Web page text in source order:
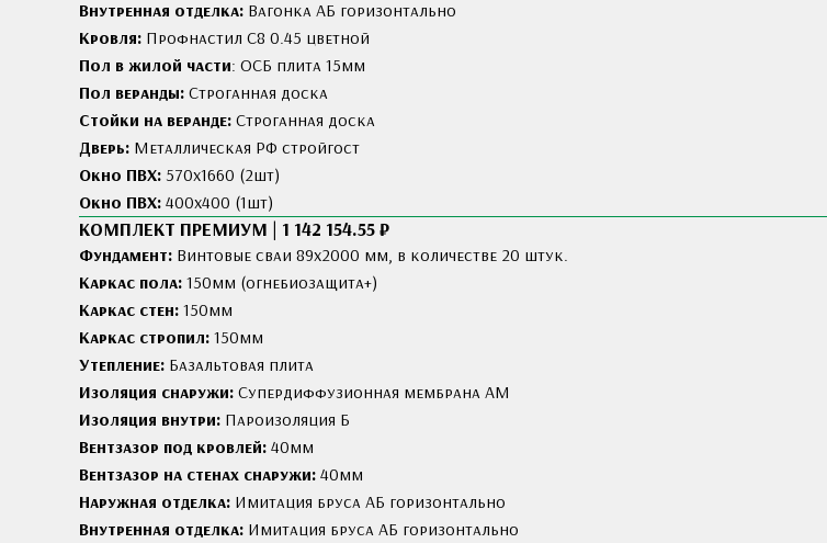
Внутренная отделка: Вагонка АБ горизонтально
Кровля: Профнастил С8 0.45 цветной
Пол в жилой части: ОСБ плита 15мм
Пол веранды: Строганная доска
Стойки на веранде: Строганная доска
Дверь: Металлическая РФ стройгост
Окно ПВХ: 570х1660 (2шт)
Окно ПВХ: 400х400 (1шт)
КОМПЛЕКТ ПРЕМИУМ | 1 142 154.55 ₽
Фундамент: Винтовые сваи 89x2000 мм, в количестве 20 штук.
Каркас пола: 150мм (огнебиозащита+)
Каркас стен: 150мм
Каркас стропил: 150мм
Утепление: Базальтовая плита
Изоляция снаружи: Cупердиффузионная мембрана AM
Изоляция внутри: Пароизоляция Б
Вентзазор под кровлей: 40мм
Вентзазор на стенах снаружи: 40мм
Наружная отделка: Имитация бруса АБ горизонтально
Внутренная отделка: Имитация бруса АБ горизонтально